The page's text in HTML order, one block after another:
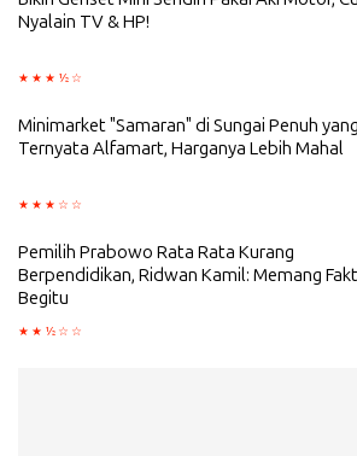
Nyalain TV & HP!
Minimarket "Samaran" di Sungai Penuh yang
Ternyata Alfamart, Harganya Lebih Mahal
Pemilih Prabowo Rata Rata Kurang
Berpendidikan, Ridwan Kamil: Memang
Begitu